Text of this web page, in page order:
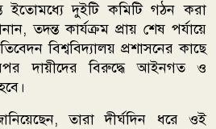
ইতোমধ্যে দুইটি কমিটি গঠন করা
তদন্ত কার্যক্রম প্রায় শেষ পর্যায়ে
বিশ্ববিদ্যালয় প্রশাসনের কাছে
দায়ীদের বিরুদ্ধে আইনগত ও
তারা দীর্ঘদিন ধরে ওই